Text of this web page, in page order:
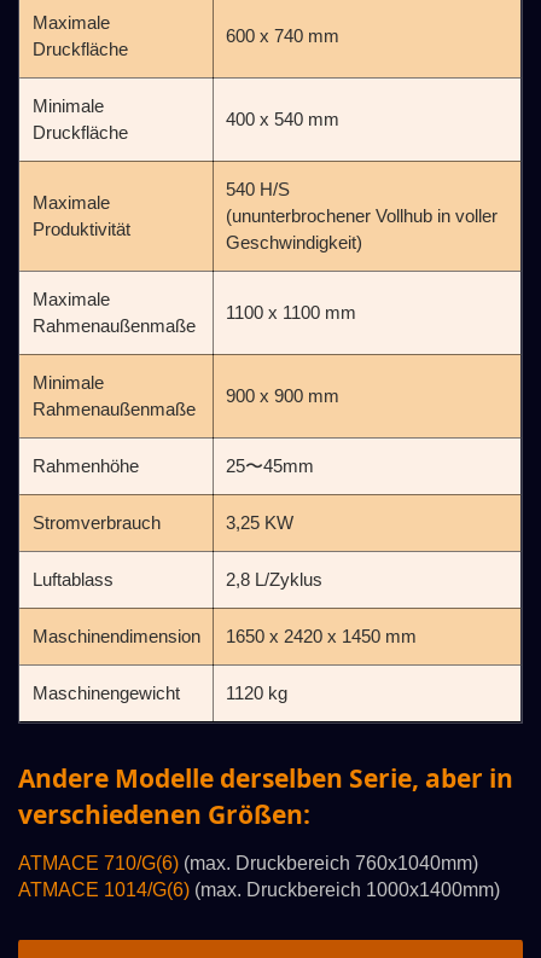
Maximale
Druckfläche
600 x 740 mm
Minimale
Druckfläche
400 x 540 mm
Maximale
Produktivität
540 H/S
(ununterbrochener Vollhub in voller
Geschwindigkeit)
Maximale
Rahmenaußenmaße
1100 x 1100 mm
Minimale
Rahmenaußenmaße
900 x 900 mm
Rahmenhöhe 25〜45mm
Stromverbrauch 3,25 KW
Luftablass 2,8 L/Zyklus
Maschinendimension 1650 x 2420 x 1450 mm
Maschinengewicht 1120 kg
Andere Modelle derselben Serie, aber in
verschiedenen Größen:
ATMACE 710/G(6) (max. Druckbereich 760x1040mm)
ATMACE 1014/G(6) (max. Druckbereich 1000x1400mm)